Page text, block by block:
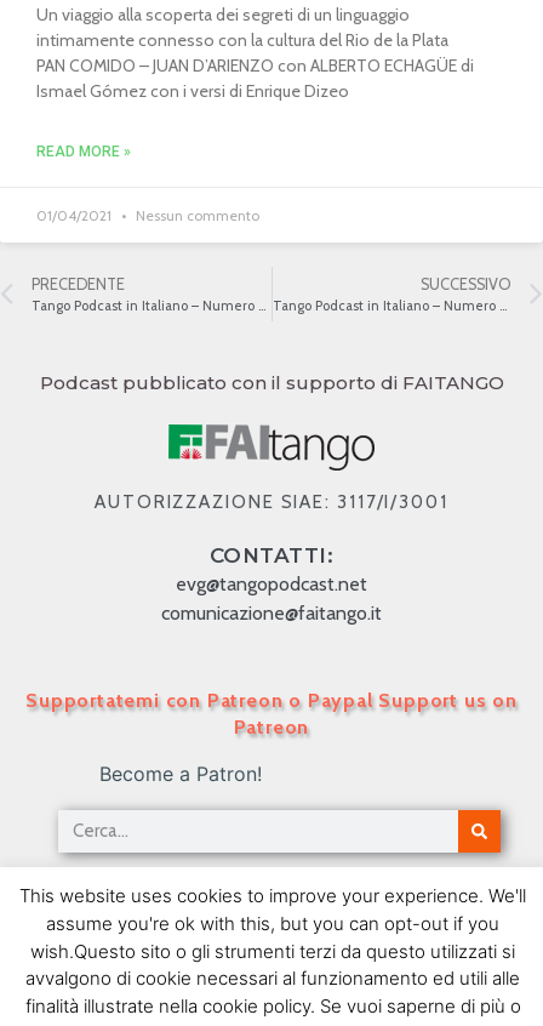
Un viaggio alla scoperta dei segreti di un linguaggio
intimamente connesso con la cultura del Rio de la Plata
PAN COMIDO – JUAN D’ARIENZO con ALBERTO ECHAGÜE di
Ismael Gómez con i versi di Enrique Dizeo
READ MORE »
01/04/2021 Nessun commento
PRECEDENTE SUCCESSIVO
Podcast pubblicato con il supporto di FAITANGO
AUTORIZZAZIONE SIAE: 3117/I/3001
CONTATTI:
evg@tangopodcast.net
comunicazione@faitango.it
Supportatemi con Patreon o Paypal Support us on
Patreon
Become a Patron!
Tango Podcast in Italiano – Numero 432 – Gli
uomini in viaggio verso Parigi
04/12/2018
SEGUIMI SU FACEBOOK
This website uses cookies to improve your experience. We'll
assume you're ok with this, but you can opt-out if you
wish.Questo sito o gli strumenti terzi da questo utilizzati si
avvalgono di cookie necessari al funzionamento ed utili alle
finalità illustrate nella cookie policy. Se vuoi saperne di più o